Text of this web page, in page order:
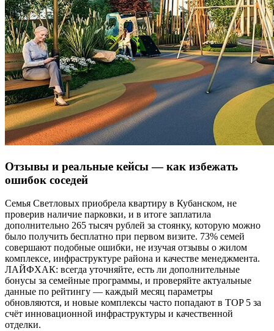
Отзывы и реальные кейсы — как избежать
ошибок соседей
Семья Светловых приобрела квартиру в Кубанском, не
проверив наличие парковки, и в итоге заплатила
дополнительно 265 тысяч рублей за стоянку, которую можно
было получить бесплатно при первом визите. 73% семей
совершают подобные ошибки, не изучая отзывы о жилом
комплексе, инфраструктуре района и качестве менеджмента.
ЛАЙФХАК: всегда уточняйте, есть ли дополнительные
бонусы за семейные программы, и проверяйте актуальные
данные по рейтингу — каждый месяц параметры
обновляются, и новые комплексы часто попадают в TOP 5 за
счёт инновационной инфраструктуры и качественной
отделки.